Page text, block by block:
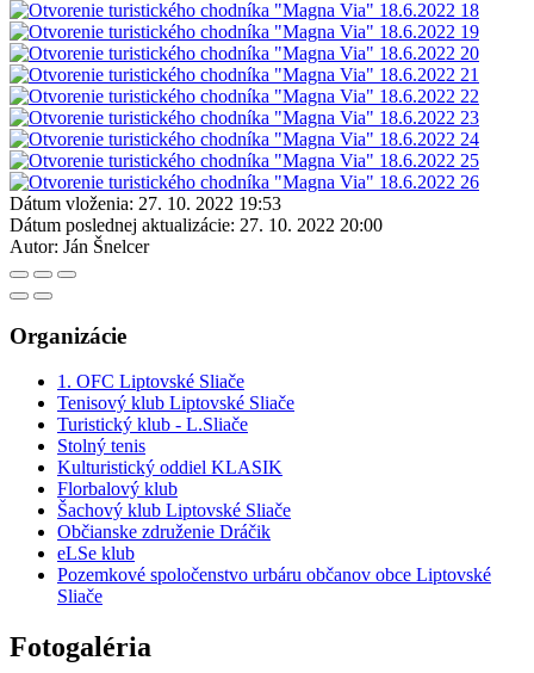
Dátum vloženia: 27. 10. 2022 19:53
Dátum poslednej aktualizácie: 27. 10. 2022 20:00
Autor: Ján Šnelcer
Organizácie
1. OFC Liptovské Sliače
Tenisový klub Liptovské Sliače
Turistický klub - L.Sliače
Stolný tenis
Kulturistický oddiel KLASIK
Florbalový klub
Šachový klub Liptovské Sliače
Občianske združenie Dráčik
eLSe klub
Pozemkové spoločenstvo urbáru občanov obce Liptovské
Sliače
Fotogaléria